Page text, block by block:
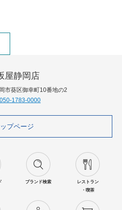
屋静岡店
市葵区御幸町10番地の2
050-1783-0000
ップページ
ブランド検索
レストラン
・喫茶